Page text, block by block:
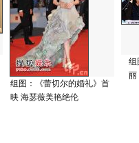
组图：《蕾切尔的婚礼》首
映 海瑟薇美艳绝伦
组
丽